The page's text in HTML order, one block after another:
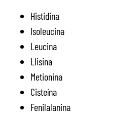
Histidina
Isoleucina
Leucina
Llisina
Metionina
Cisteína
Fenilalanina